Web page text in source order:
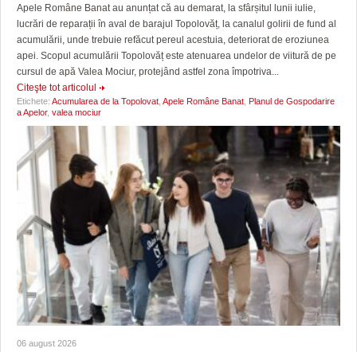
Apele Române Banat au anunțat că au demarat, la sfârșitul lunii iulie,
lucrări de reparații în aval de barajul Topolovăț, la canalul golirii de fund al
acumulării, unde trebuie refăcut pereul acestuia, deteriorat de eroziunea
apei. Scopul acumulării Topolovăț este atenuarea undelor de viitură de pe
cursul de apă Valea Mociur, protejând astfel zona împotriva...
Citeşte tot articolul
Etichete: Acumularea de la Topolovat Apele Române Banat Planul de Gospodarire
a Apelor, valea mociur
06 august 2026